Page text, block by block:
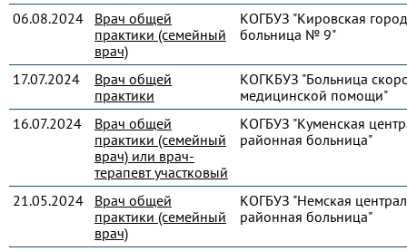
06.08.2024
Врач общей
практики (семейный
врач)
КОГБУЗ "Кировская
больница № 9"
17.07.2024
Врач общей
практики
КОГКБУЗ "Больница
медицинской помощи"
16.07.2024
Врач общей
практики (семейный
врач) или врач-
терапевт участковый
КОГБУЗ "Куменская
районная больница"
21.05.2024
Врач общей
практики (семейный
врач)
КОГБУЗ "Немская
районная больница"